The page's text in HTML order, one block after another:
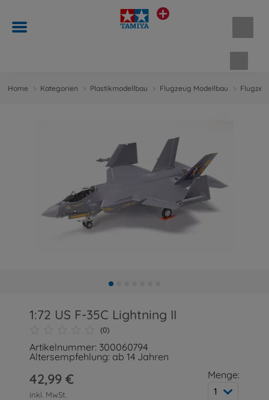
Home Kategorien Plastikmodellbau Flugzeug Modellbau
1:72 US F-35C Lightning II
(0)
Artikelnummer: 300060794
Altersempfehlung: ab 14 Jahren
42,99 €
inkl. MwSt.
Menge:
1